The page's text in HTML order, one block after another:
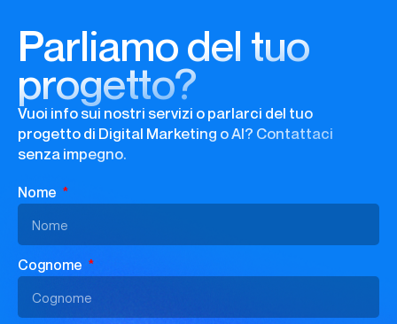
Parliamo del tuo
progetto?
Vuoi info sui nostri servizi o parlarci del tuo
progetto di Digital Marketing o AI? Contattaci
senza impegno.
Nome
Cognome